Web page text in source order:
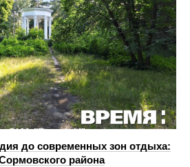
до современных зон отдыха:
района